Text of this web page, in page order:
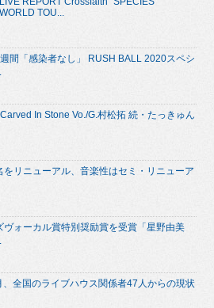
TOU...
間「感染者なし」 RUSH BALL 2020スペシ
In Stone Vo./G.村松拓 続・たっきゅん
をリニューアル、音楽性はセミ・リニューア
ヴォーカル賞特別奨励賞を受賞「星野由美
全国のライブハウス関係者47人からの現状